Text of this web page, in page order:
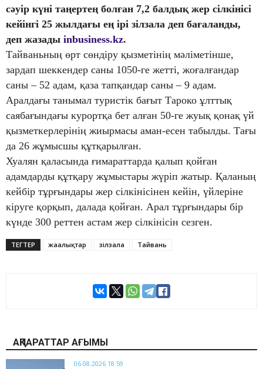
сәуір күні таңертең болған 7,2 балдық жер сілкінісі
кейінгі 25 жылдағы ең ірі зілзала деп бағаланды,
деп жазады inbusiness.kz.
Тайваньның өрт сөндіру қызметінің мәліметінше,
зардап шеккендер саны 1050-ге жетті, жоғалғандар
саны – 52 адам, қаза тапқандар саны – 9 адам.
Аралдағы танымал туристік бағыт Тароко ұлттық
саябағындағы курортқа бет алған 50-ге жуық қонақ үй
қызметкерлерінің жиырмасы аман-есен табылды. Тағы
да 26 жұмысшы құтқарылған.
Хуалян қаласында ғимараттарда қалып қойған
адамдарды құтқару жұмыстары жүріп жатыр. Қаланың
кейбір тұрғындары жер сілкінісінен кейін, үйлеріне
кіруге қорқып, далада қойған. Арал тұрғындары бір
күнде 300 реттен астам жер сілкінісін сезген.
ТЕГТЕР жаңалықтар зілзала Тайвань
АҚПАРАТТАР АҒЫМЫ
06.08.2026 18:59